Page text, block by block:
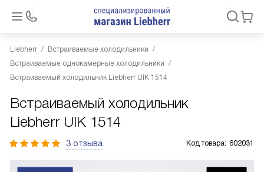
Liebherr
Встраиваемые холодильники
Встраиваемые однокамерные холодильники
Встраиваемый холодильник Liebherr UIK 1514
Встраиваемый холодильник
Liebherr UIK 1514
3 отзыва Код товара: 602031